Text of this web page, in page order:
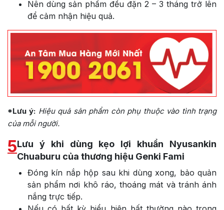
Nên dùng sản phẩm đều đặn 2 – 3 tháng trở lên
để cảm nhận hiệu quả.
*Lưu ý: Hiệu quả sản phẩm còn phụ thuộc vào tình trạng
của mỗi người.
5Lưu ý khi dùng kẹo lợi khuẩn Nyusankin
Chuaburu của thương hiệu Genki Fami
Đóng kín nắp hộp sau khi dùng xong, bảo quản
sản phẩm nơi khô ráo, thoáng mát và tránh ánh
nắng trực tiếp.